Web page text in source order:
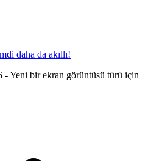
daha da akıllı!
- Yeni bir ekran görüntüsü türü için